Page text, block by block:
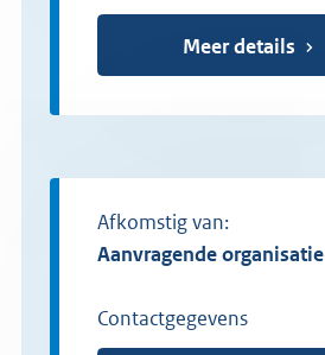
Meer details
Afkomstig van:
Aanvragende organisatie
Contactgegevens